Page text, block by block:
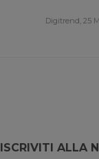
Digitrend, 25
ISCRIVITI ALLA